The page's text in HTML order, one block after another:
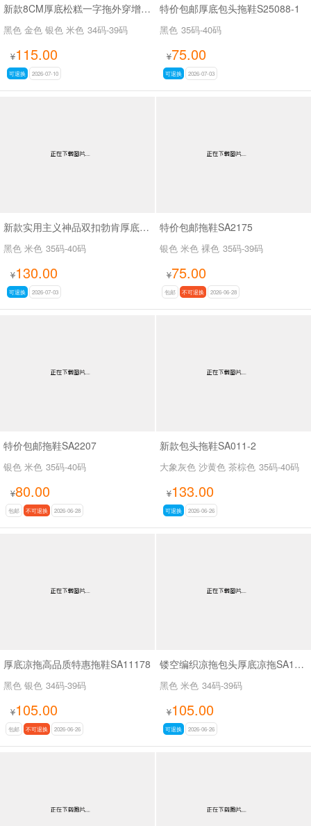
新款8CM厚底松糕一字拖外穿增高沙滩拖鞋SA2670
黑色 金色 银色 米色 34码-39码
¥115.00
可退换 2026-07-10
特价包邮厚底包头拖鞋S25088-1
黑色 35码-40码
¥75.00
可退换 2026-07-03
新款实用主义神品双扣勃肯厚底拖鞋SA7128
黑色 米色 35码-40码
¥130.00
可退换 2026-07-03
特价包邮拖鞋SA2175
银色 米色 裸色 35码-39码
¥75.00
包邮 不可退换 2026-06-28
特价包邮拖鞋SA2207
银色 米色 35码-40码
¥80.00
包邮 不可退换 2026-06-28
新款包头拖鞋SA011-2
大象灰色 沙黄色 茶棕色 35码-40码
¥133.00
可退换 2026-06-26
厚底凉拖高品质特惠拖鞋SA11178
黑色 银色 34码-39码
¥105.00
包邮 不可退换 2026-06-26
镂空编织凉拖包头厚底凉拖SA11175
黑色 米色 34码-39码
¥105.00
可退换 2026-06-26